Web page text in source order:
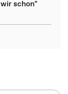
schon"